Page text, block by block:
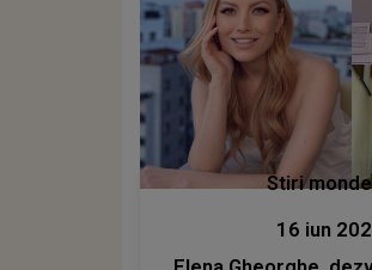
Stiri
16 iun